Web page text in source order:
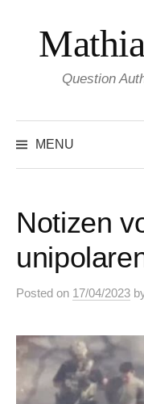
content
Question
MENU
Notizen
Posted on 17/04/2023